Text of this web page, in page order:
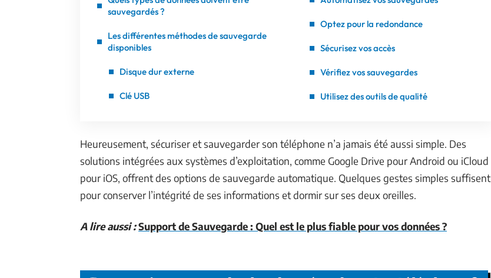
sauvegardés ?
Les différentes méthodes de sauvegarde
disponibles
Disque dur externe
Clé USB
Optez pour la redondance
Sécurisez vos accès
Vérifiez vos sauvegardes
Utilisez des outils de qualité
Heureusement, sécuriser et sauvegarder son téléphone n’a jamais été aussi simple. Des
solutions intégrées aux systèmes d’exploitation, comme Google Drive pour Android ou iCloud
pour iOS, offrent des options de sauvegarde automatique. Quelques gestes simples suffisent
pour conserver l’intégrité de ses informations et dormir sur ses deux oreilles.
A lire aussi :Support de Sauvegarde : Quel est le plus fiable pour vos données ?